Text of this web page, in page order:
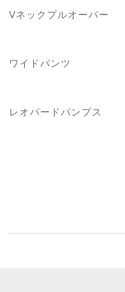
Vネックプルオーバー
ワイドパンツ ￥
レオパードパンプス